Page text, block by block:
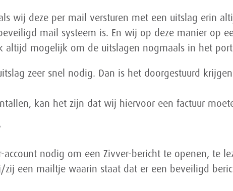
wij deze per mail versturen met een uitslag erin
mail systeem is. En wij op deze manier op
altijd mogelijk om de uitslagen nogmaals in het
zeer snel nodig. Dan is het doorgestuurd
kan het zijn dat wij hiervoor een factuur
account nodig om een Zivver-bericht te openen, te
een mailtje waarin staat dat er een beveiligd